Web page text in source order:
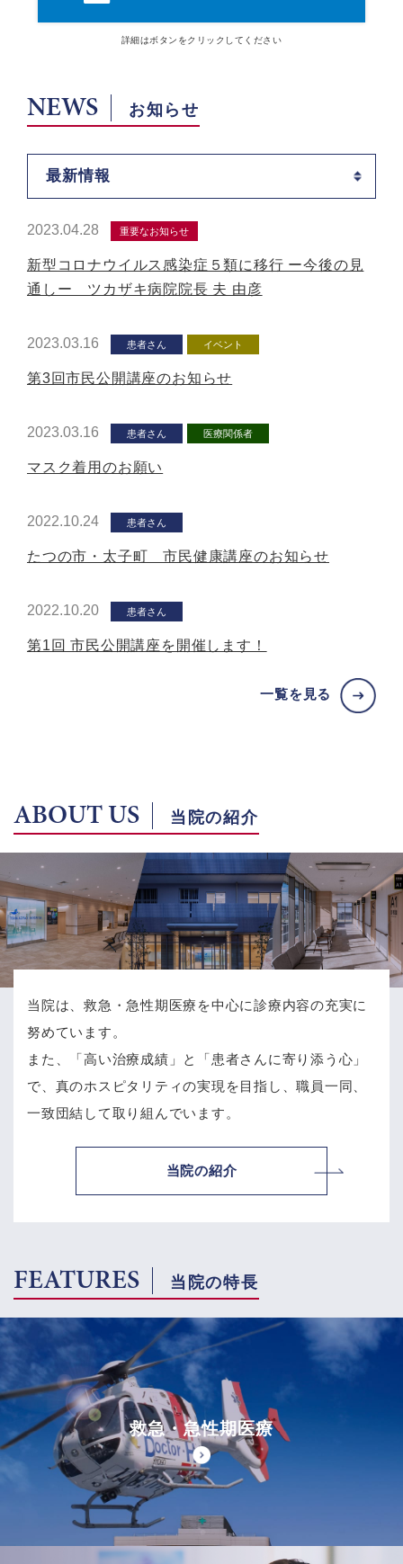
詳細はボタン をクリックしてください
NEWS お知らせ
最新情報
2023.04.28 重要なお知らせ
新型コロナウイルス感染症５類に移行 ー今後の見
通しー ツカザキ病院院長 夫 由彦
2023.03.16 患者さん イベント
第3回市民公開講座のお知らせ
2023.03.16 患者さん 医療関係者
マスク着用のお願い
2022.10.24 患者さん
たつの市・太子町 市民健康講座のお知らせ
2022.10.20 患者さん
第1回 市民公開講座を開催します！
一覧を見る
ABOUT US 当院の紹介
当院は、救急・急性期医療を中心に診療内容の充実に
努めています。
また、「高い治療成績」と「患者さんに寄り添う心」
で、 真のホスピタリティの実現を目指し、職員一同、
一致団結して取り組んでいます。
当院の紹介
FEATURES 当院の特長
救急・急性期医療